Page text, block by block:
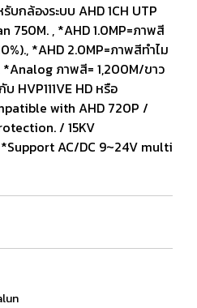
ล้องระบบ AHD 1CH UTP
750M. , *AHD 1.0MP=ภาพสี
*AHD 2.0MP=ภาพสีทำไม
*Analog ภาพสี= 1,200M/ขาว
HVP111VE HD หรือ
with AHD 720P /
/ 15KV
AC/DC 9~24V multi